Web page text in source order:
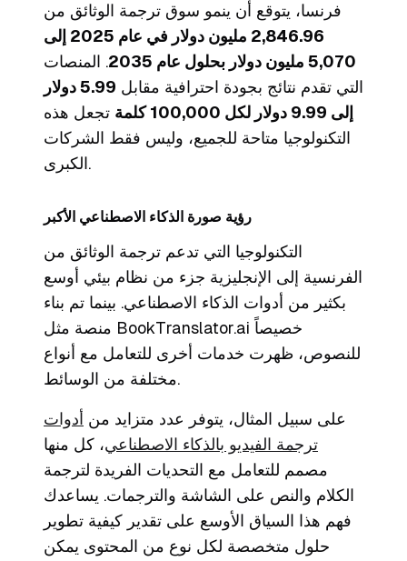
فرنسا، يتوقع أن ينمو سوق ترجمة الوثائق من
2,846.96 مليون دولار في عام 2025 إلى
5,070 مليون دولار بحلول عام 2035
. المنصات
التي تقدم نتائج بجودة احترافية مقابل
5.99 دولار
إلى 9.99 دولار لكل 100,000 كلمة
تجعل هذه
التكنولوجيا متاحة للجميع، وليس فقط الشركات
الكبرى.
رؤية صورة الذكاء الاصطناعي الأكبر
التكنولوجيا التي تدعم ترجمة الوثائق من
الفرنسية إلى الإنجليزية جزء من نظام بيئي أوسع
بكثير من أدوات الذكاء الاصطناعي. بينما تم بناء
منصة مثل BookTranslator.ai خصيصاً
للنصوص، ظهرت خدمات أخرى للتعامل مع أنواع
مختلفة من الوسائط.
على سبيل المثال، يتوفر عدد متزايد من أدوات
ترجمة الفيديو بالذكاء الاصطناعي، كل منها
مصمم للتعامل مع التحديات الفريدة لترجمة
الكلام والنص على الشاشة والترجمات. يساعدك
فهم هذا السياق الأوسع على تقدير كيفية تطوير
حلول متخصصة لكل نوع من المحتوى يمكن